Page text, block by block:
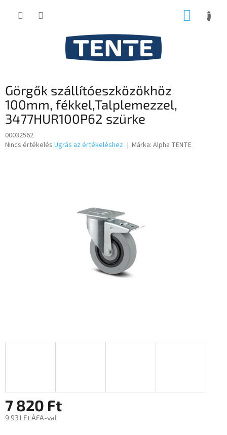
KOSÁR
Görgők szállítóeszközökhöz
100mm, fékkel,Talplemezzel,
3477HUR100P62 szürke
00032562
A
Nincs értékelés Ugrás az értékeléshez Márka: Alpha TENTE
7 820 Ft
9 931 Ft ÁFA-val